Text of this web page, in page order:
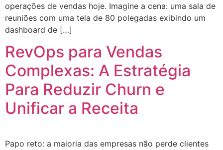
operações de vendas hoje. Imagine a cena: uma sala de
reuniões com uma tela de 80 polegadas exibindo um
dashboard de […]
RevOps para Vendas
Complexas: A Estratégia
Para Reduzir Churn e
Unificar a Receita
Papo reto: a maioria das empresas não perde clientes